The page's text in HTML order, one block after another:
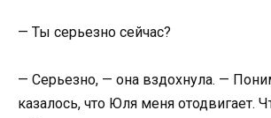
— Ты серьезно сейчас?
— Серьезно, — она вздохнула. —
казалось, что Юля меня отодвигает.